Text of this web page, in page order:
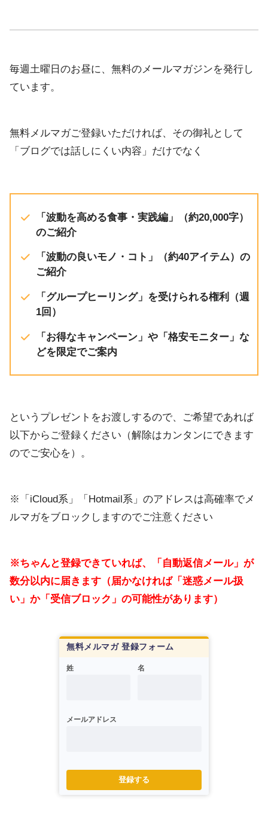
毎週土曜日のお昼に、無料のメールマガジンを発行し
ています。
無料メルマガご登録いただければ、その御礼として
「ブログでは話しにくい内容」だけでなく
「波動を高める食事・実践編」（約20,000字）
のご紹介
「波動の良いモノ・コト」（約40アイテム）の
ご紹介
「グループヒーリング」を受けられる権利（週
1回）
「お得なキャンペーン」や「格安モニター」な
どを限定でご案内
というプレゼントをお渡しするので、ご希望であれば
以下からご登録ください（解除はカンタンにできます
のでご安心を）。
※「iCloud系」「Hotmail系」のアドレスは高確率でメ
ルマガをブロックしますのでご注意ください
※ちゃんと登録できていれば、「自動返信メール」が
数分以内に届きます（届かなければ「迷惑メール扱
い」か「受信ブロック」の可能性があります）
無料メルマガ 登録フォーム
姓 名
メールアドレス
登録する